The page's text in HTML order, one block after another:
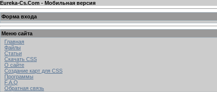
Eureka-Cs.Com - Мобильная версия
Форма входа
Меню сайта
Главная
Файлы
Статьи
Скачать CSS
О сайте
Создание карт для CSS
Программы
F.A.Q
Обратная связь